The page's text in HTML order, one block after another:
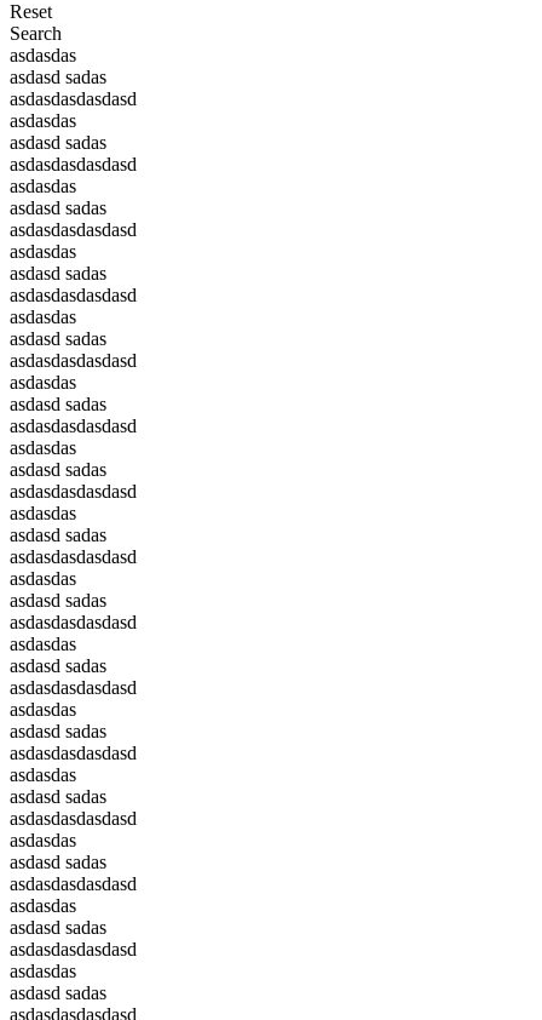
Reset
Search
asdasdas
asdasd sadas
asdasdasdasdasd
asdasdas
asdasd sadas
asdasdasdasdasd
asdasdas
asdasd sadas
asdasdasdasdasd
asdasdas
asdasd sadas
asdasdasdasdasd
asdasdas
asdasd sadas
asdasdasdasdasd
asdasdas
asdasd sadas
asdasdasdasdasd
asdasdas
asdasd sadas
asdasdasdasdasd
asdasdas
asdasd sadas
asdasdasdasdasd
asdasdas
asdasd sadas
asdasdasdasdasd
asdasdas
asdasd sadas
asdasdasdasdasd
asdasdas
asdasd sadas
asdasdasdasdasd
asdasdas
asdasd sadas
asdasdasdasdasd
asdasdas
asdasd sadas
asdasdasdasdasd
asdasdas
asdasd sadas
asdasdasdasdasd
asdasdas
asdasd sadas
asdasdasdasdasd